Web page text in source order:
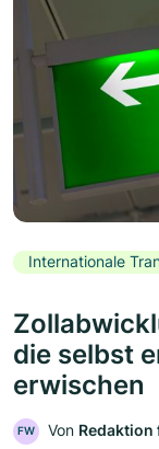
Internationale
die selbst
erwischen
FW Von